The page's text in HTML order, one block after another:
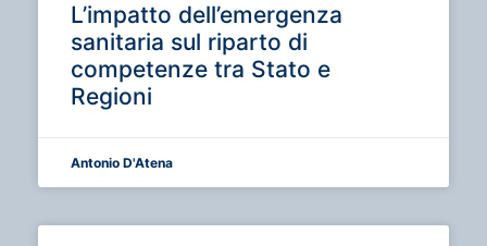
L’impatto dell’emergenza
sanitaria sul riparto di
competenze tra Stato e
Regioni
Antonio D'Atena